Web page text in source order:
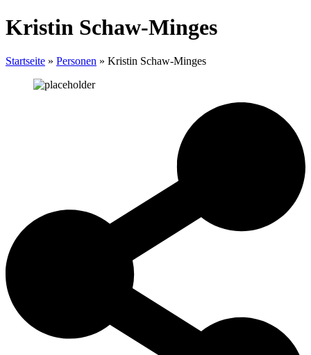
Kristin Schaw-Minges
Startseite » Personen » Kristin Schaw-Minges